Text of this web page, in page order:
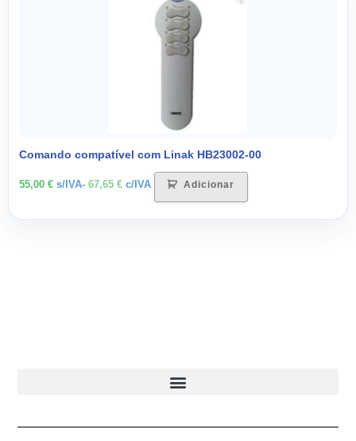
Comando compatível com Linak HB23002-00
55,00 € s/IVA- 67,65 € c/IVA Adicionar